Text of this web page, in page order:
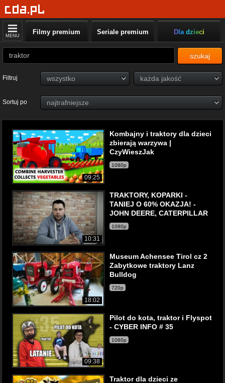
MENU Filmy premium Seriale premium Dla dzieci
szukaj
Filtruj
Sortuj po
09:25
Kombajny i traktory dla dzieci
zbierają warzywa |
CzyWieszJak
1080p
10:31
TRAKTORY, KOPARKI -
TANIEJ O 60% OKAZJA! -
JOHN DEERE, CATERPILLAR
1080p
18:02
Museum Achensee Tirol cz 2
Zabytkowe traktory Lanz
Bulldog
720p
09:38
Pilot do kota, traktor i Flyspot
- CYBER INFO # 35
1080p
Traktor dla dzieci ze